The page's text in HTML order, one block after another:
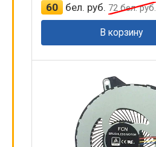
60 бел. руб. 72бел. руб.
В корзину